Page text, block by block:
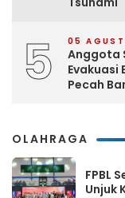
5 05
Anggota
Evakuasi
Pecah
OLAHRAGA
FPBL
Unjuk